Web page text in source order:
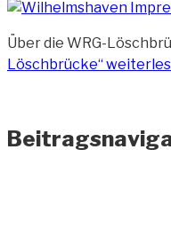
Über die WRG-
Löschbrücke“